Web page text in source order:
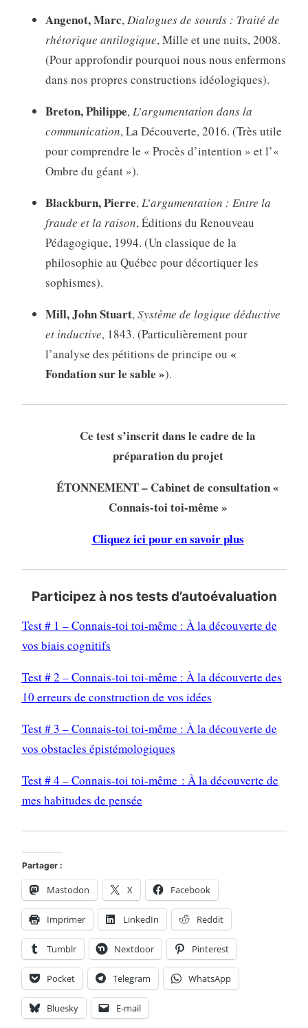
Angenot, Marc,Dialogues de sourds : Traité de
rhétorique antilogique, Mille et une nuits, 2008.
(Pour approfondir pourquoi nous nous enfermons
dans nos propres constructions idéologiques).
Breton, Philippe,L’argumentation dans la
communication, La Découverte, 2016. (Très utile
pour comprendre le « Procès d’intention » et l’«
Ombre du géant »).
Blackburn, Pierre,L’argumentation : Entre la
fraude et la raison, Éditions du Renouveau
Pédagogique, 1994. (Un classique de la
philosophie au Québec pour décortiquer les
sophismes).
Mill, John Stuart,Système de logique déductive
et inductive, 1843. (Particulièrement pour
l’analyse des pétitions de principe ou «
Fondation sur le sable »).
Ce test s’inscrit dans le cadre de la
préparation du projet
ÉTONNEMENT – Cabinet de consultation «
Connais-toi toi-même »
Cliquez ici pour en savoir plus
Participez à nos tests d’autoévaluation
Test # 1 – Connais-toi toi-même : À la découverte de
vos biais cognitifs
Test # 2 – Connais-toi toi-même : À la découverte des
10 erreurs de construction de vos idées
Test # 3 – Connais-toi toi-même : À la découverte de
vos obstacles épistémologiques
Test # 4 – Connais-toi toi-même : À la découverte de
mes habitudes de pensée
Partager :
Mastodon X Facebook
Imprimer LinkedIn Reddit
Tumblr Nextdoor Pinterest
Pocket Telegram WhatsApp
Bluesky E-mail